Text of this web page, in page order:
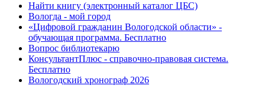
Найти книгу (электронный каталог ЦБС)
Вологда - мой город
«Цифровой гражданин Вологодской области» -
обучающая программа. Бесплатно
Вопрос библиотекарю
КонсультантПлюс - справочно-правовая система.
Бесплатно
Вологодский хронограф 2026